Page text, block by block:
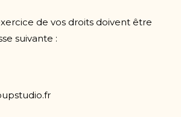
de vos droits doivent être
suivante :